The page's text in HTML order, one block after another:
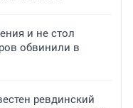
и не стол
обвинили в
ревдинский